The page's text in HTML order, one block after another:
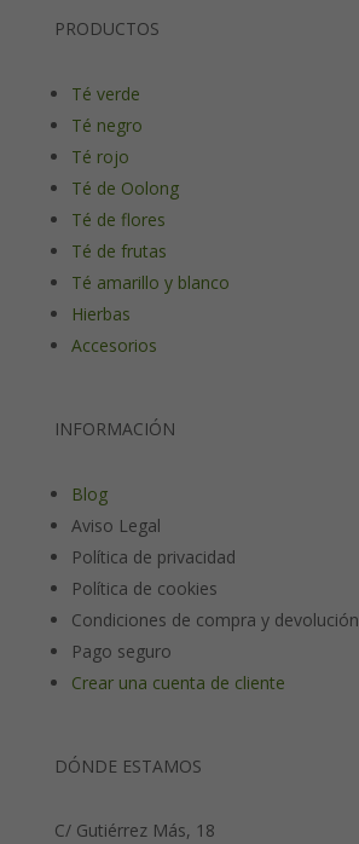
PRODUCTOS
Té verde
Té negro
Té rojo
Té de Oolong
Té de flores
Té de frutas
Té amarillo y blanco
Hierbas
Accesorios
INFORMACIÓN
Blog
Aviso Legal
Política de privacidad
Política de cookies
Condiciones de compra y devolución
Pago seguro
Crear una cuenta de cliente
DÓNDE ESTAMOS
C/ Gutiérrez Más, 18